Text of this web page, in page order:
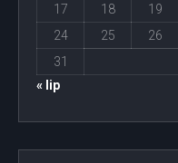
17
18 19
24
25 26
31
« lip